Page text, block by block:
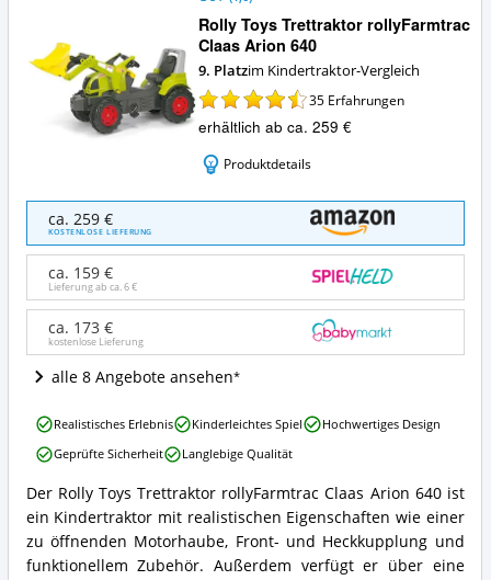
Rolly Toys Trettraktor rollyFarmtrac
Claas Arion 640
9. Platzim Kindertraktor-Vergleich
35 Erfahrungen
erhältlich ab ca. 259 €
Produktdetails
Toys
Trettraktor
rollyFarmtrac
Claas
Arion
640
Angebote:
Wo
ist
Kindertraktor
erhältlich?
ca. 259 €
KOSTENLOSE LIEFERUNG
ca. 159 €
Lieferung ab ca.6 €
ca. 173 €
kostenlose Lieferung
alle 8 Angebote ansehen
Rolly
Toys
Trettraktor
rollyFarmtrac
Der Rolly Toys Trettraktor rollyFarmtrac Claas Arion 640 ist
ein Kindertraktor mit realistischen Eigenschaften wie einer
zu öffnenden Motorhaube, Front- und Heckkupplung und
funktionellem Zubehör. Außerdem verfügt er über eine
Rolly
Toys
Trettraktor
Claas
Arion
640
Vorteile:
Realistisches Erlebnis Kinderleichtes Spiel
Hochwertiges Design
Geprüfte Sicherheit
Langlebige Qualität